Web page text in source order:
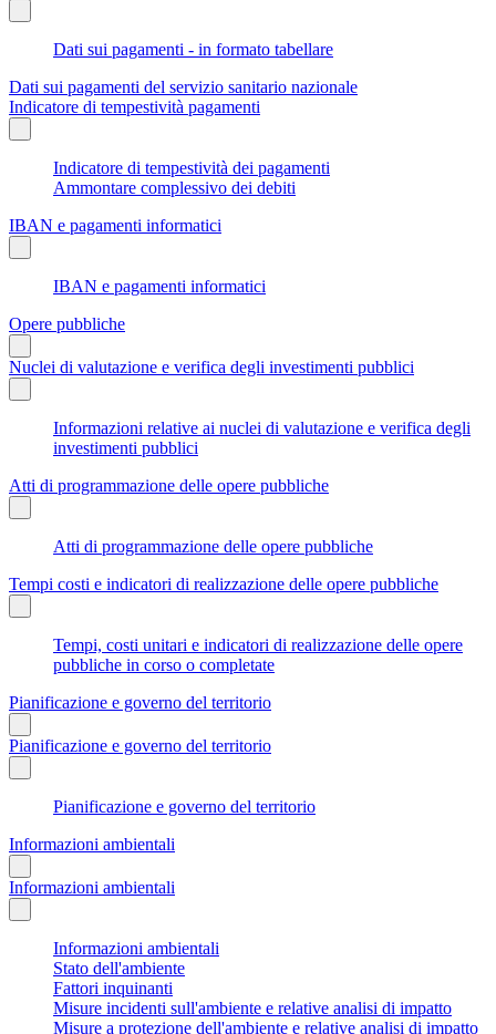
Dati sui pagamenti - in formato tabellare
Dati sui pagamenti del servizio sanitario nazionale
Indicatore di tempestività pagamenti
Indicatore di tempestività dei pagamenti
Ammontare complessivo dei debiti
IBAN e pagamenti informatici
IBAN e pagamenti informatici
Opere pubbliche
Nuclei di valutazione e verifica degli investimenti pubblici
Informazioni relative ai nuclei di valutazione e verifica degli
investimenti pubblici
Atti di programmazione delle opere pubbliche
Atti di programmazione delle opere pubbliche
Tempi costi e indicatori di realizzazione delle opere pubbliche
Tempi, costi unitari e indicatori di realizzazione delle opere
pubbliche in corso o completate
Pianificazione e governo del territorio
Pianificazione e governo del territorio
Pianificazione e governo del territorio
Informazioni ambientali
Informazioni ambientali
Informazioni ambientali
Stato dell'ambiente
Fattori inquinanti
Misure incidenti sull'ambiente e relative analisi di impatto
Misure a protezione dell'ambiente e relative analisi di impatto